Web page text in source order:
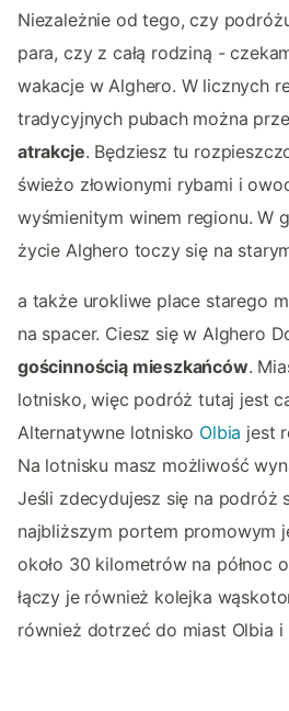
Niezależnie od tego, czy
para, czy z całą rodziną -
wakacje w Alghero. W licznych
tradycyjnych pubach można
atrakcje. Będziesz tu
świeżo złowionymi rybami i
wyśmienitym winem regionu. W
życie Alghero toczy się na
a także urokliwe place starego
na spacer. Ciesz się w Alghero
gościnnością mieszkańców.
lotnisko, więc podróż tutaj jest
Alternatywne lotnisko Olbia jest
Na lotnisku masz możliwość
Jeśli zdecydujesz się na podróż
najbliższym portem promowym
około 30 kilometrów na północ
łączy je również kolejka
również dotrzeć do miast Olbia i